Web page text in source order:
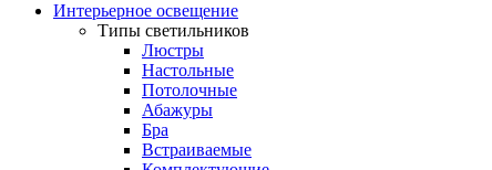
Интерьерное освещение
Типы светильников
Люстры
Настольные
Потолочные
Абажуры
Бра
Встраиваемые